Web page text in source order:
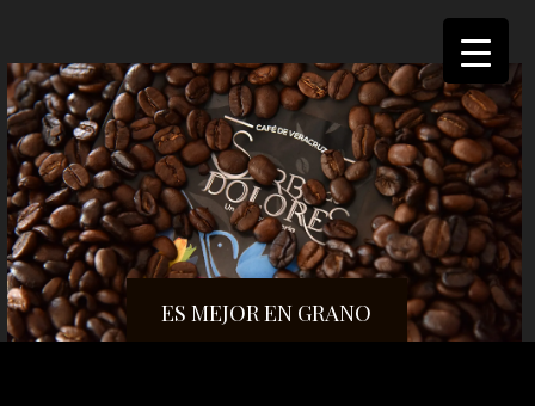
contenido
ES MEJOR EN GRANO